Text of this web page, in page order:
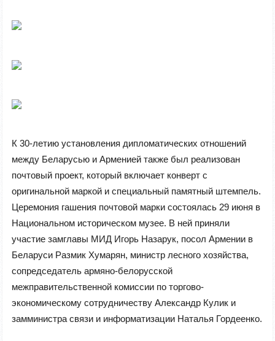
К 30-летию установления дипломатических отношений
между Беларусью и Арменией также был реализован
почтовый проект, который включает конверт с
оригинальной маркой и специальный памятный штемпель.
Церемония гашения почтовой марки состоялась 29 июня в
Национальном историческом музее. В ней приняли
участие замглавы МИД Игорь Назарук, посол Армении в
Беларуси Размик Хумарян, министр лесного хозяйства,
сопредседатель армяно-белорусской
межправительственной комиссии по торгово-
экономическому сотрудничеству Александр Кулик и
замминистра связи и информатизации Наталья Гордеенко.